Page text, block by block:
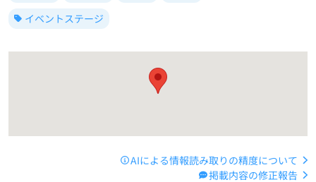
イベントステージ
AIによる情報読み取りの精度について
掲載内容の修正報告